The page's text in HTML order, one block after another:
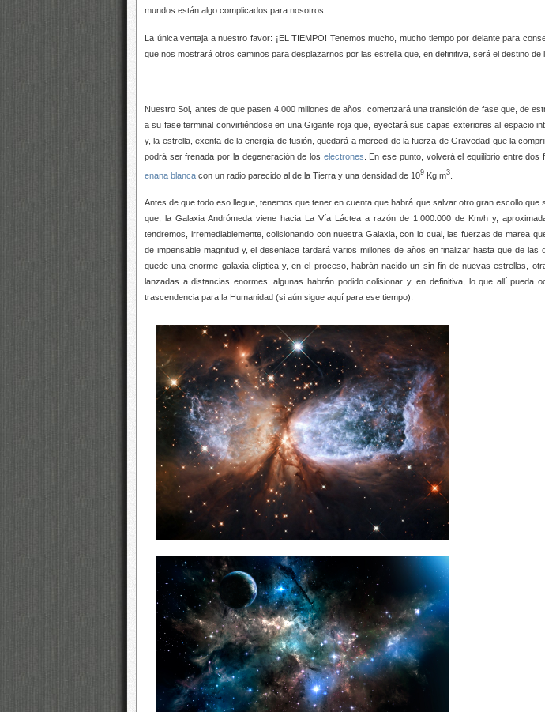
mundos están algo complicados para nosotros.
La única ventaja a nuestro favor: ¡EL TIEMPO! Tenemos mucho, mucho tiempo por delante para
que nos mostrará otros caminos para desplazarnos por las estrella que, en definitiva, será el destino de
Nuestro Sol, antes de que pasen 4.000 millones de años, comenzará una transición de fase que, de
a su fase terminal convirtiéndose en una Gigante roja que, eyectará sus capas exteriores al espacio
y, la estrella, exenta de la energía de fusión, quedará a merced de la fuerza de Gravedad que la
podrá ser frenada por la degeneración de los electrones . En ese punto, volverá el equilibrio entre
enana blanca con un radio parecido al de la Tierra y una densidad de 109 Kg m3
Antes de que todo eso llegue, tenemos que tener en cuenta que habrá que salvar otro gran escollo
que, la Galaxia Andrómeda viene hacia La Vía Láctea a razón de 1.000.000 de Km/h y,
tendremos, irremediablemente, colisionando con nuestra Galaxia, con lo cual, las fuerzas de marea
de impensable magnitud y, el desenlace tardará varios millones de años en finalizar hasta que de
quede una enorme galaxia elíptica y, en el proceso, habrán nacido un sin fin de nuevas estrellas,
lanzadas a distancias enormes, algunas habrán podido colisionar y, en definitiva, lo que allí pueda
trascendencia para la Humanidad (si aún sigue aquí para ese tiempo).